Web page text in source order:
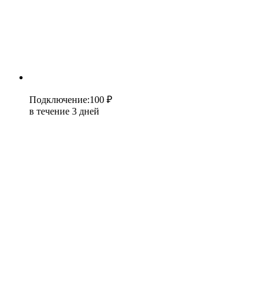
Подключение:100 ₽
в течение 3 дней